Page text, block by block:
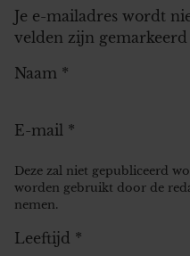
Je e-mailadres wordt
velden zijn
Naam *
E-mail *
Deze zal niet gepubliceerd
worden gebruikt door de
nemen.
Leeftijd *